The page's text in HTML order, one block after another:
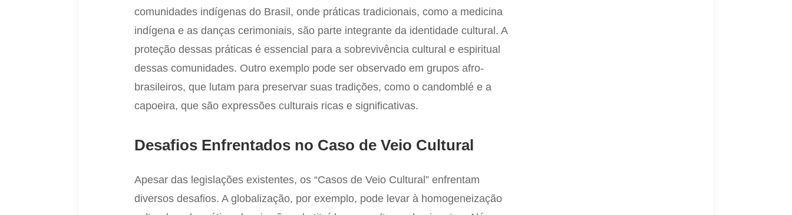
comunidades indígenas do Brasil, onde práticas tradicionais, como a medicina
indígena e as danças cerimoniais, são parte integrante da identidade cultural. A
proteção dessas práticas é essencial para a sobrevivência cultural e espiritual
dessas comunidades. Outro exemplo pode ser observado em grupos afro-
brasileiros, que lutam para preservar suas tradições, como o candomblé e a
capoeira, que são expressões culturais ricas e significativas.
Desafios Enfrentados no Caso de Veio Cultural
Apesar das legislações existentes, os “Casos de Veio Cultural” enfrentam
diversos desafios. A globalização, por exemplo, pode levar à homogeneização